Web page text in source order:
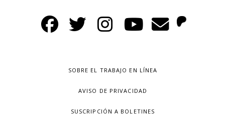
SOBRE EL TRABAJO EN LÍNEA
AVISO DE PRIVACIDAD
SUSCRIPCIÓN A BOLETINES